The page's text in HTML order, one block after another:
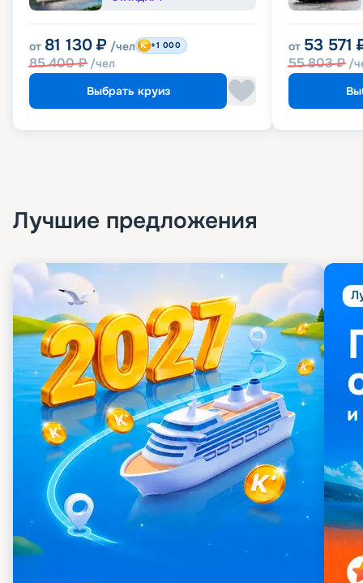
от 81 130 ₽ /чел
85 400₽ /чел
+1 000
Выбрать круиз
от 53 571
55 803₽ /
Лучшие предложения